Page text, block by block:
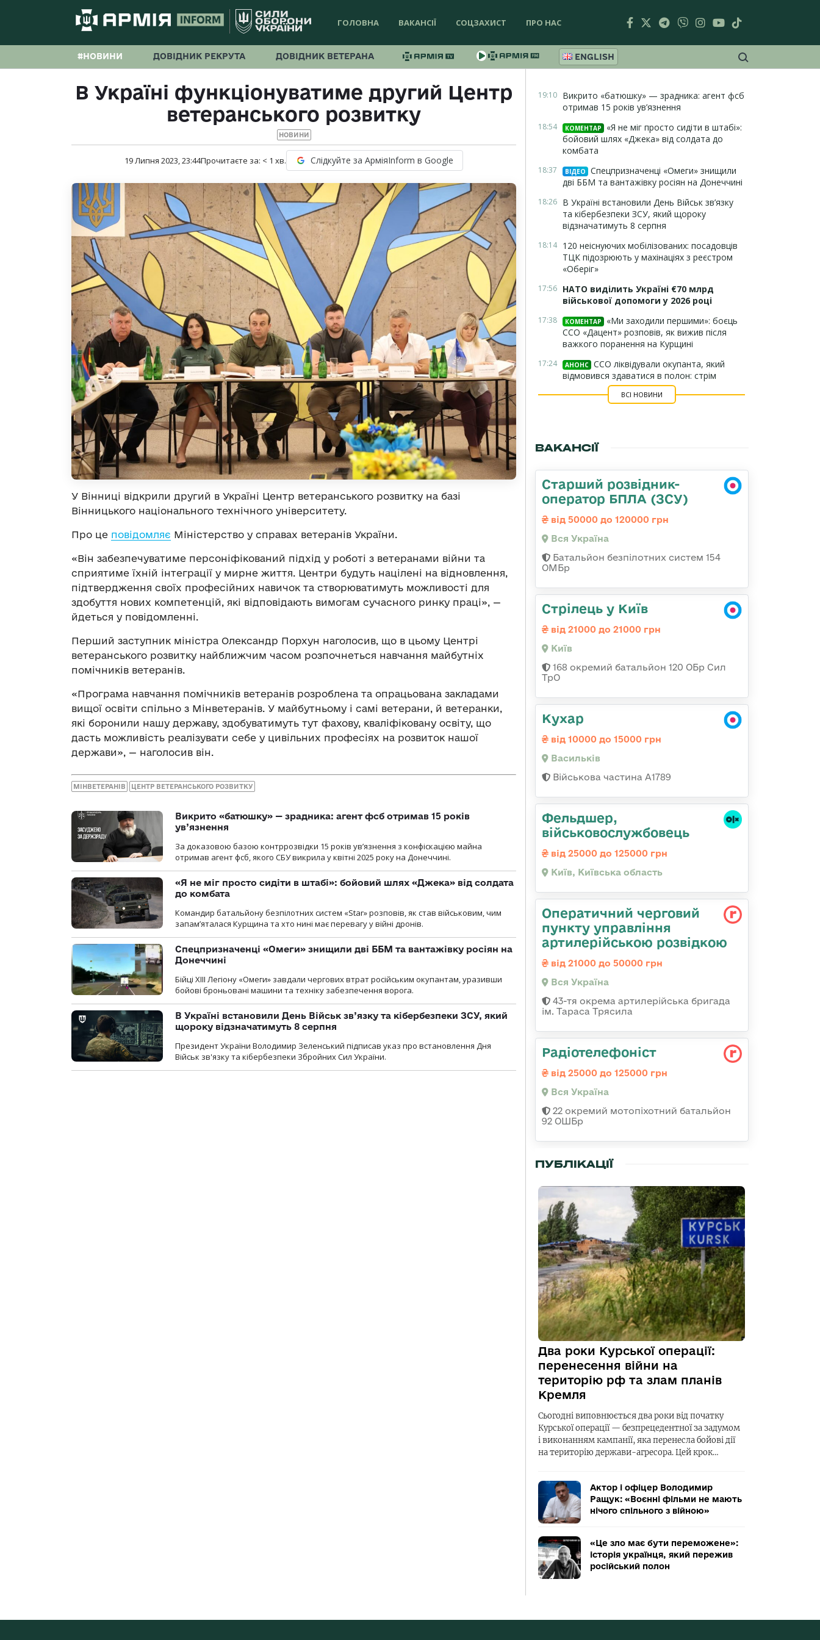
ГОЛОВНА ВАКАНСІЇ СОЦЗАХИСТ ПРО НАС
#НОВИНИ ДОВІДНИК РЕКРУТА ДОВІДНИК ВЕТЕРАНА ENGLISH
В Україні функціонуватиме другий Центр
ветеранського розвитку
НОВИНИ
19 Липня 2023, 23:44Прочитаєте за: < 1 хв. Слідкуйте за АрміяInform в Google
У Вінниці відкрили другий в Україні Центр ветеранського розвитку на базі
Вінницького національного технічного університету.
Про це повідомляє Міністерство у справах ветеранів України.
«Він забезпечуватиме персоніфікований підхід у роботі з ветеранами війни та
сприятиме їхній інтеграції у мирне життя. Центри будуть націлені на відновлення,
підтвердження своїх професійних навичок та створюватимуть можливості для
здобуття нових компетенцій, які відповідають вимогам сучасного ринку праці», —
йдеться у повідомленні.
Перший заступник міністра Олександр Порхун наголосив, що в цьому Центрі
ветеранського розвитку найближчим часом розпочнеться навчання майбутніх
помічників ветеранів.
«Програма навчання помічників ветеранів розроблена та опрацьована закладами
вищої освіти спільно з Мінветеранів. У майбутньому і самі ветерани, й ветеранки,
які боронили нашу державу, здобуватимуть тут фахову, кваліфіковану освіту, що
дасть можливість реалізувати себе у цивільних професіях на розвиток нашої
держави», — наголосив він.
МІНВЕТЕРАНІВ ЦЕНТР ВЕТЕРАНСЬКОГО РОЗВИТКУ
Викрито «батюшку» — зрадника: агент фсб отримав 15 років
ув’язнення
За доказовою базою контррозвідки 15 років увʼязнення з конфіскацією майна
отримав агент фсб, якого СБУ викрила у квітні 2025 року на Донеччині.
«Я не міг просто сидіти в штабі»: бойовий шлях «Джека» від солдата
до комбата
Командир батальйону безпілотних систем «Star» розповів, як став військовим, чим
запам’яталася Курщина та хто нині має перевагу у війні дронів.
Спецпризначенці «Омеги» знищили дві ББМ та вантажівку росіян на
Донеччині
Бійці ХІІІ Легіону «Омеги» завдали чергових втрат російським окупантам, уразивши
бойові броньовані машини та техніку забезпечення ворога.
В Україні встановили День Військ зв’язку та кібербезпеки ЗСУ, який
щороку відзначатимуть 8 серпня
Президент України Володимир Зеленський підписав указ про встановлення Дня
Військ зв'язку та кібербезпеки Збройних Сил України.
19:10 Викрито «батюшку» — зрадника: агент фсб
отримав 15 років ув’язнення
18:54 КОМЕНТАР
«Я не міг просто сидіти в штабі»:
бойовий шлях «Джека» від солдата до
комбата
18:37 ВІДЕО
Спецпризначенці «Омеги» знищили
дві ББМ та вантажівку росіян на Донеччині
18:26 В Україні встановили День Військ зв’язку
та кібербезпеки ЗСУ, який щороку
відзначатимуть 8 серпня
18:14 120 неіснуючих мобілізованих: посадовців
ТЦК підозрюють у махінаціях з реєстром
«Оберіг»
17:56 НАТО виділить Україні €70 млрд
військової допомоги у 2026 році
17:38 КОМЕНТАР
«Ми заходили першими»: боєць
ССО «Дацент» розповів, як вижив після
важкого поранення на Курщині
17:24 АНОНС ССО ліквідували окупанта, який
відмовився здаватися в полон: стрім
ВСІ НОВИНИ
ВАКАНСІЇ
Старший розвідник-
оператор БПЛА (ЗСУ)
від 50000 до 120000 грн
Вся Україна
Батальйон безпілотних систем 154
ОМБр
Стрілець у Київ
від 21000 до 21000 грн
Київ
168 окремий батальйон 120 ОБр Cил
ТрО
Кухар
від 10000 до 15000 грн
Васильків
Військова частина А1789
Фельдшер,
військовослужбовець
від 25000 до 125000 грн
Київ, Київська область
Оператичний черговий
пункту управління
артилерійською розвідкою
від 21000 до 50000 грн
Вся Україна
43-тя окрема артилерійська бригада
ім. Тараса Трясила
Радіотелефоніст
від 25000 до 125000 грн
Вся Україна
22 окремий мотопіхотний батальйон
92 ОШБр
ПУБЛІКАЦІЇ
Два роки Курської операції:
перенесення війни на
територію рф та злам планів
Кремля
Сьогодні виповнюється два роки від початку
Курської операції — безпрецедентної за задумом
і виконанням кампанії, яка перенесла бойові дії
на територію держави-агресора. Цей крок…
Актор і офіцер Володимир
Ращук: «Воєнні фільми не мають
нічого спільного з війною»
«Це зло має бути переможене»:
історія українця, який пережив
російський полон